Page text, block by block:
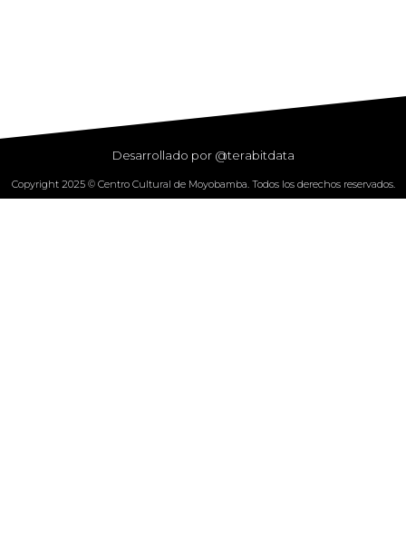
Desarrollado por @terabitdata
Copyright 2025 © Centro Cultural de Moyobamba. Todos los derechos reservados.